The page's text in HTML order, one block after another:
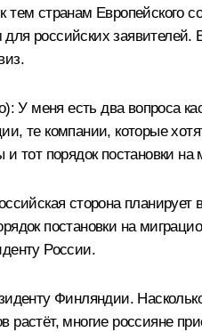
тем странам Европейского
российских
У меня есть два вопроса
те компании, которые
и тот порядок постановки
сторона планирует
постановки на
России.
Финляндии.
растёт, многие россияне